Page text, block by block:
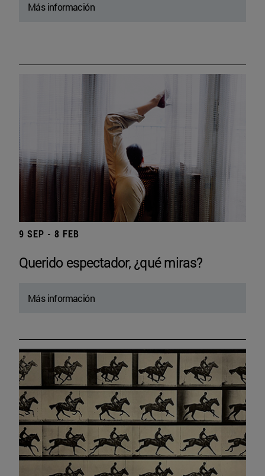
Más información
9 SEP - 8 FEB
Querido espectador, ¿qué miras?
Más información